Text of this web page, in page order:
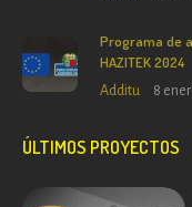
Programa de
HAZITEK 2024
Additu 8
ÚLTIMOS PROYECTOS